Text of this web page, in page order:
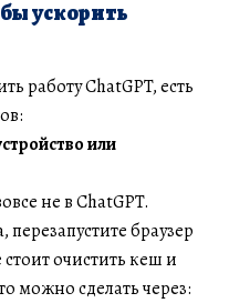
ускорить
работу ChatGPT, есть
или
не в ChatGPT.
браузер
очистить кеш и
можно сделать через: